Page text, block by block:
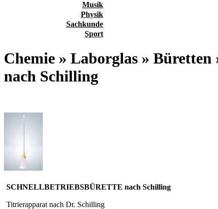
Musik
Physik
Sachkunde
Sport
Chemie » Laborglas »
nach Schilling
SCHNELLBETRIEBSBÜRETTE nach Schilling
Titrierapparat nach Dr. Schilling